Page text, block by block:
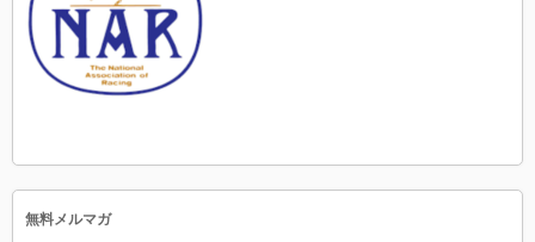
無料メルマガ